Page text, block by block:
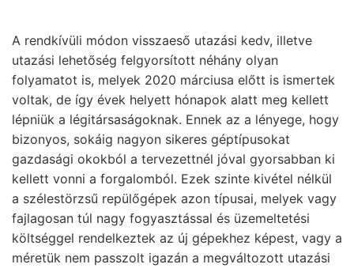
A rendkívüli módon visszaeső utazási kedv, illetve
utazási lehetőség felgyorsított néhány olyan
folyamatot is, melyek 2020 márciusa előtt is ismertek
voltak, de így évek helyett hónapok alatt meg kellett
lépniük a légitársaságoknak. Ennek az a lényege, hogy
bizonyos, sokáig nagyon sikeres géptípusokat
gazdasági okokból a tervezettnél jóval gyorsabban ki
kellett vonni a forgalomból. Ezek szinte kivétel nélkül
a szélestörzsű repülőgépek azon típusai, melyek vagy
fajlagosan túl nagy fogyasztással és üzemeltetési
költséggel rendelkeztek az új gépekhez képest, vagy a
méretük nem passzolt igazán a megváltozott utazási